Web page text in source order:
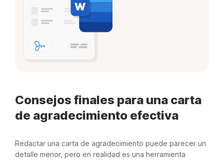
Consejos finales para una carta
de agradecimiento efectiva
Redactar una carta de agradecimiento puede parecer un
detalle menor, pero en realidad es una herramienta